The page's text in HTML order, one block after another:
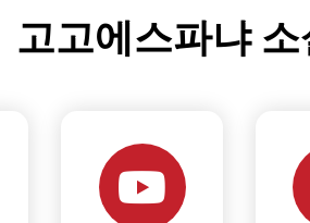
고고에스파냐